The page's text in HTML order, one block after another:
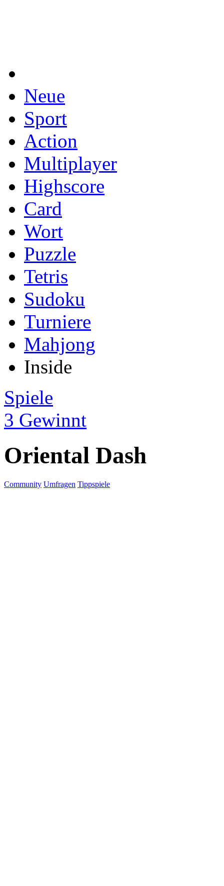
Neue
Sport
Action
Multiplayer
Highscore
Card
Wort
Puzzle
Tetris
Sudoku
Turniere
Mahjong
Inside
Spiele
3 Gewinnt
Oriental Dash
Community Umfragen Tippspiele